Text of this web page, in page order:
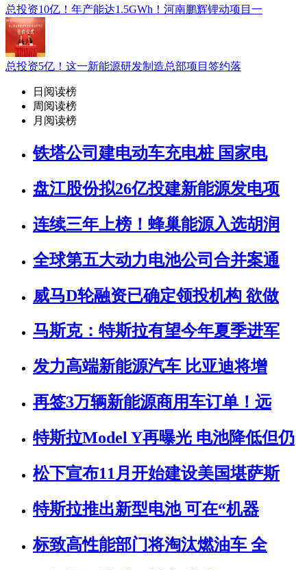
总投资10亿！年产能达1.5GWh！河南鹏辉锂动项目一
总投资5亿！这一新能源研发制造总部项目签约落
日阅读榜
周阅读榜
月阅读榜
铁塔公司建电动车充电桩 国家电
盘江股份拟26亿投建新能源发电项
连续三年上榜！蜂巢能源入选胡润
全球第五大动力电池公司合并案通
威马D轮融资已确定领投机构 欲做
马斯克：特斯拉有望今年夏季进军
发力高端新能源汽车 比亚迪将增
再签3万辆新能源商用车订单！远
特斯拉Model Y再曝光 电池降低但仍
松下宣布11月开始建设美国堪萨斯
特斯拉推出新型电池 可在“机器
标致高性能部门将淘汰燃油车 全